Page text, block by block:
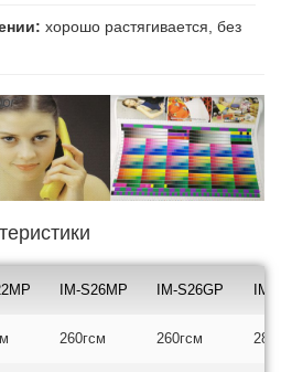
хорошо растягивается, без
IM-S26MP IM-S26GP
260гсм 260гсм